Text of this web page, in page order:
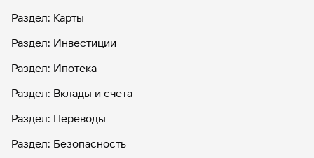
Раздел: Карты
Раздел: Инвестиции
Раздел: Ипотека
Раздел: Вклады и счета
Раздел: Переводы
Раздел: Безопасность